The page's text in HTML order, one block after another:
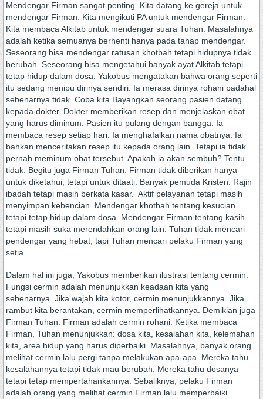
Mendengar Firman sangat penting. Kita datang ke gereja untuk
mendengar Firman. Kita mengikuti PA untuk mendengar Firman.
Kita membaca Alkitab untuk mendengar suara Tuhan. Masalahnya
adalah ketika semuanya berhenti hanya pada tahap mendengar.
Seseorang bisa mendengar ratusan khotbah tetapi hidupnya tidak
berubah. Seseorang bisa mengetahui banyak ayat Alkitab tetapi
tetap hidup dalam dosa. Yakobus mengatakan bahwa orang seperti
itu sedang menipu dirinya sendiri. Ia merasa dirinya rohani padahal
sebenarnya tidak. Coba kita Bayangkan seorang pasien datang
kepada dokter. Dokter memberikan resep dan menjelaskan obat
yang harus diminum. Pasien itu pulang dengan bangga. Ia
membaca resep setiap hari. Ia menghafalkan nama obatnya. Ia
bahkan menceritakan resep itu kepada orang lain. Tetapi ia tidak
pernah meminum obat tersebut. Apakah ia akan sembuh? Tentu
tidak. Begitu juga Firman Tuhan. Firman tidak diberikan hanya
untuk diketahui, tetapi untuk ditaati. Banyak pemuda Kristen: Rajin
ibadah tetapi masih berkata kasar. Aktif pelayanan tetapi masih
menyimpan kebencian. Mendengar khotbah tentang kesucian
tetapi tetap hidup dalam dosa. Mendengar Firman tentang kasih
tetapi masih suka merendahkan orang lain. Tuhan tidak mencari
pendengar yang hebat, tapi Tuhan mencari pelaku Firman yang
setia.
Dalam hal ini juga, Yakobus memberikan ilustrasi tentang cermin.
Fungsi cermin adalah menunjukkan keadaan kita yang
sebenarnya. Jika wajah kita kotor, cermin menunjukkannya. Jika
rambut kita berantakan, cermin memperlihatkannya. Demikian juga
Firman Tuhan. Firman adalah cermin rohani. Ketika membaca
Firman, Tuhan menunjukkan: dosa kita, kesalahan kita, kelemahan
kita, area hidup yang harus diperbaiki. Masalahnya, banyak orang
melihat cermin lalu pergi tanpa melakukan apa-apa. Mereka tahu
kesalahannya tetapi tidak mau berubah. Mereka tahu dosanya
tetapi tetap mempertahankannya. Sebaliknya, pelaku Firman
adalah orang yang melihat cermin Firman lalu memperbaiki